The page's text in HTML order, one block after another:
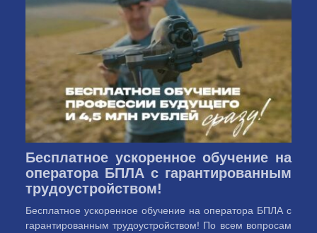
Бесплатное ускоренное обучение на
оператора БПЛА с гарантированным
трудоустройством!
Бесплатное ускоренное обучение на оператора БПЛА с
гарантированным трудоустройством! По всем вопросам